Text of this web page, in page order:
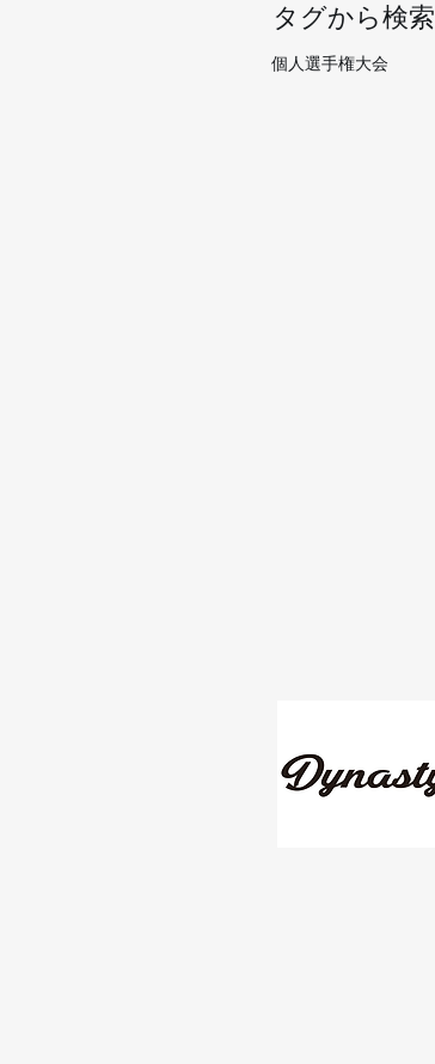
タグから検索
個人選手権大会